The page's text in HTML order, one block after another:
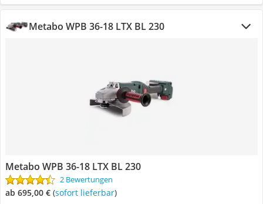
Metabo WPB 36-18 LTX BL 230
Metabo WPB 36-18 LTX BL 230
2 Bewertungen
ab 695,00 € ( Sofort lieferbar)